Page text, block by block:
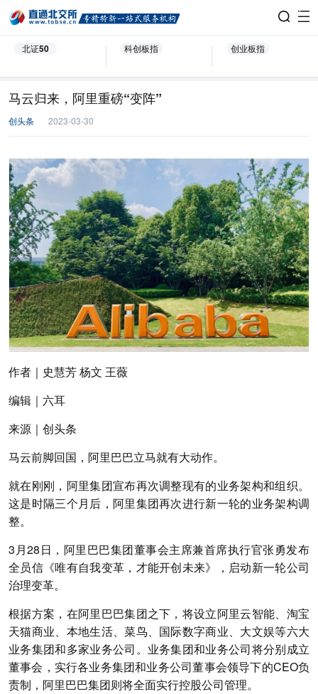
北证50 科创板指 创业板指
马云归来，阿里重磅“变阵”
创头条 2023-03-30
作者 ｜史慧芳 杨文 王薇
编辑 ｜六耳
来源 ｜创头条
马云前脚回国，阿里巴巴立马就有大动作。
就在刚刚，阿里集团宣布再次调整现有的业务架构和组织。
这是时隔三个月后，阿里集团再次进行新一轮的业务架构调
整。
3月28日，阿里巴巴集团董事会主席兼首席执行官张勇发布
全员信《唯有自我变革，才能开创未来》，启动新一轮公司
治理变革。
根据方案，在阿里巴巴集团之下，将设立阿里云智能、淘宝
天猫商业、本地生活、菜鸟、国际数字商业、大文娱等六大
业务集团和多家业务公司。业务集团和业务公司将分别成立
董事会，实行各业务集团和业务公司董事会领导下的CEO负
责制，阿里巴巴集团则将全面实行控股公司管理。